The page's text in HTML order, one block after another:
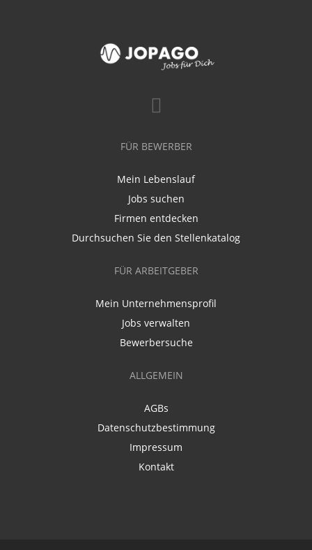
FÜR BEWERBER
Mein Lebenslauf
Jobs suchen
Firmen entdecken
Durchsuchen Sie den Stellenkatalog
FÜR ARBEITGEBER
Mein Unternehmensprofil
Jobs verwalten
Bewerbersuche
ALLGEMEIN
AGBs
Datenschutzbestimmung
Impressum
Kontakt